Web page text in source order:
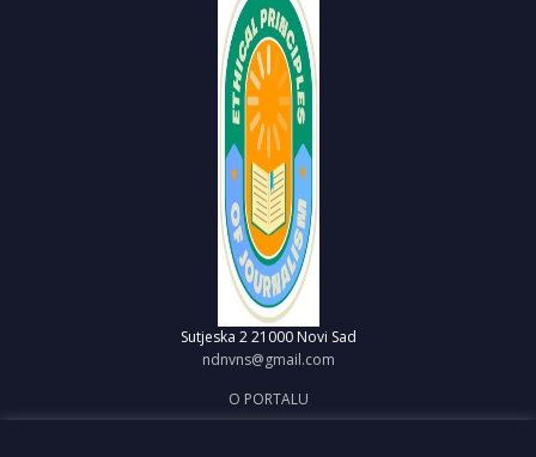
Sutjeska 2 21000 Novi Sad
ndnvns@gmail.com
O PORTALU